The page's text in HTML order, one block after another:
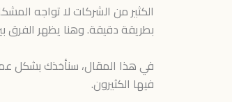
الكثير من الشركات لا تواجه
بطريقة دقيقة. وهنا يظهر الفرق
في هذا المقال، سنأخذك بشكل
فيها الكثيرون.